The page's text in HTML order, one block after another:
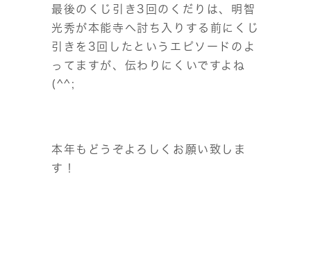
最後のくじ引き3回のくだりは、明智
光秀が本能寺へ討ち入りする前にくじ
引きを3回したというエピソードのよ
ってますが、伝わりにくいですよね
(^^;
本年もどうぞよろしくお願い致しま
す！